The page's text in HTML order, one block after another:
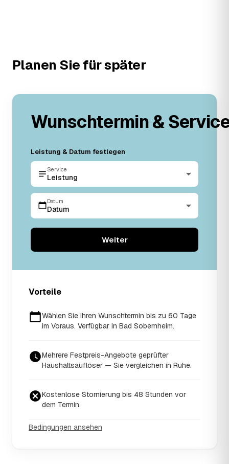
Planen Sie für später
Wunschtermin &
Leistung & Datum festlegen
Service
Leistung
Datum
Datum
Weiter
Vorteile
Wählen Sie Ihren Wunschtermin bis zu 60 Tage
im Voraus. Verfügbar in Bad Sobernheim.
Mehrere Festpreis-Angebote geprüfter
Haushaltsauflöser — Sie vergleichen in Ruhe.
Kostenlose Stornierung bis 48 Stunden vor
dem Termin.
Bedingungen ansehen